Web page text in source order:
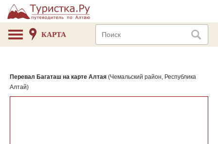
КАРТА
Перевал Багаташ на карте Алтая (Чемальский район, Республика
Алтай)